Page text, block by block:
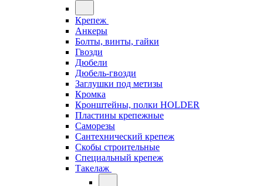
Крепеж
Анкеры
Болты, винты, гайки
Гвозди
Дюбели
Дюбель-гвозди
Заглушки под метизы
Кромка
Кронштейны, полки НОLDER
Пластины крепежные
Саморезы
Сантехнический крепеж
Скобы строительные
Специальный крепеж
Такелаж